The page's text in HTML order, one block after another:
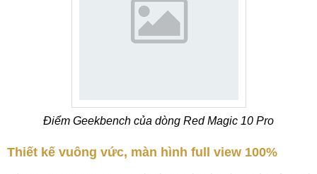
Điểm Geekbench của dòng Red Magic 10 Pro
Thiết kế vuông vức, màn hình full view 100%